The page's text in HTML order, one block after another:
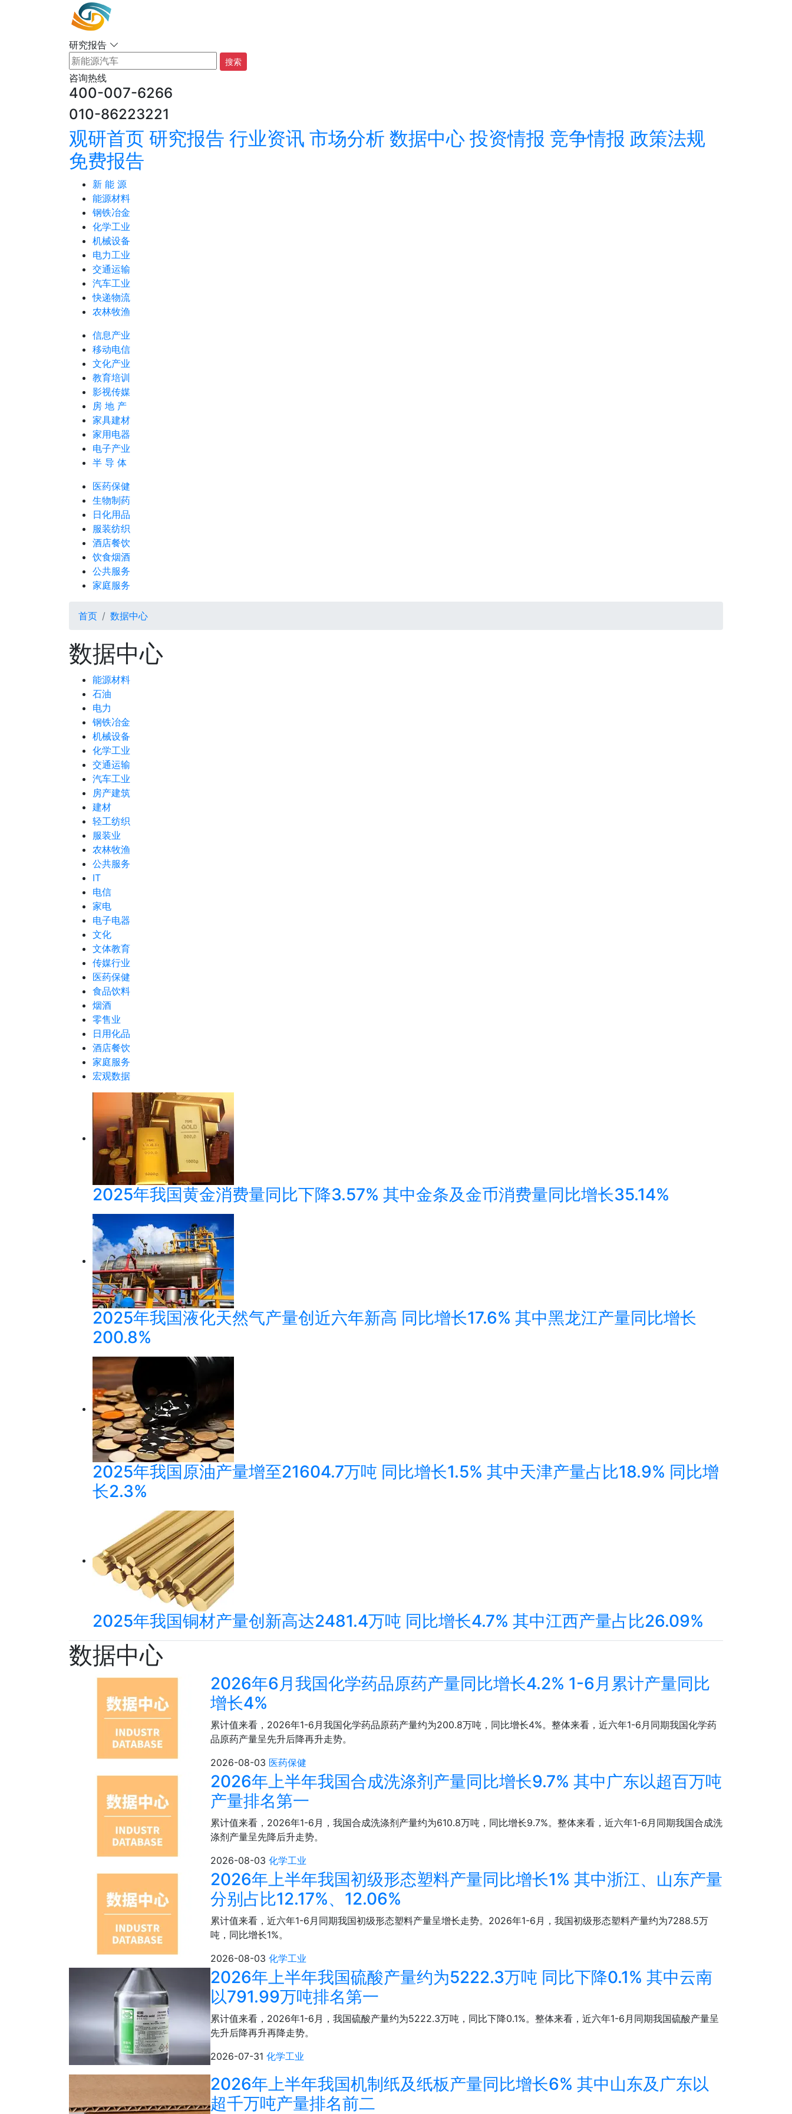
研究报告
搜索
咨询热线
400-007-6266
010-86223221
观研首页 研究报告 行业资讯 市场分析 数据中心 投资情报 竞争情报 政策法规
免费报告
新 能 源
能源材料
钢铁冶金
化学工业
机械设备
电力工业
交通运输
汽车工业
快递物流
农林牧渔
信息产业
移动电信
文化产业
教育培训
影视传媒
房 地 产
家具建材
家用电器
电子产业
半 导 体
医药保健
生物制药
日化用品
服装纺织
酒店餐饮
饮食烟酒
公共服务
家庭服务
首页 数据中心
数据中心
能源材料
石油
电力
钢铁冶金
机械设备
化学工业
交通运输
汽车工业
房产建筑
建材
轻工纺织
服装业
农林牧渔
公共服务
IT
电信
家电
电子电器
文化
文体教育
传媒行业
医药保健
食品饮料
烟酒
零售业
日用化品
酒店餐饮
家庭服务
宏观数据
2025年我国黄金消费量同比下降3.57% 其中金条及金币消费量同比增长35.14%
2025年我国液化天然气产量创近六年新高 同比增长17.6% 其中黑龙江产量同比增长
200.8%
2025年我国原油产量增至21604.7万吨 同比增长1.5% 其中天津产量占比18.9% 同比增
长2.3%
2025年我国铜材产量创新高达2481.4万吨 同比增长4.7% 其中江西产量占比26.09%
数据中心
2026年6月我国化学药品原药产量同比增长4.2% 1-6月累计产量同比
增长4%
累计值来看，2026年1-6月我国化学药品原药产量约为200.8万吨，同比增长4%。整体来看，近六年1-6月同期我国化学药
品原药产量呈先升后降再升走势。
2026-08-03 医药保健
2026年上半年我国合成洗涤剂产量同比增长9.7% 其中广东以超百万吨
产量排名第一
累计值来看，2026年1-6月，我国合成洗涤剂产量约为610.8万吨，同比增长9.7%。整体来看，近六年1-6月同期我国合成洗
涤剂产量呈先降后升走势。
2026-08-03 化学工业
2026年上半年我国初级形态塑料产量同比增长1% 其中浙江、山东产量
分别占比12.17%、12.06%
累计值来看，近六年1-6月同期我国初级形态塑料产量呈增长走势。2026年1-6月，我国初级形态塑料产量约为7288.5万
吨，同比增长1%。
2026-08-03 化学工业
2026年上半年我国硫酸产量约为5222.3万吨 同比下降0.1% 其中云南
以791.99万吨排名第一
累计值来看，2026年1-6月，我国硫酸产量约为5222.3万吨，同比下降0.1%。整体来看，近六年1-6月同期我国硫酸产量呈
先升后降再升再降走势。
2026-07-31 化学工业
2026年上半年我国机制纸及纸板产量同比增长6% 其中山东及广东以
超千万吨产量排名前二